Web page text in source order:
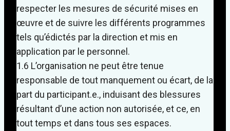
respecter les mesures de sécurité mises en
œuvre et de suivre les différents programmes
tels qu’édictés par la direction et mis en
application par le personnel.
1.6 L’organisation ne peut être tenue
responsable de tout manquement ou écart, de la
part du participant.e., induisant des blessures
résultant d’une action non autorisée, et ce, en
tout temps et dans tous ses espaces.